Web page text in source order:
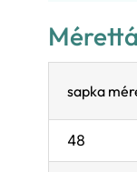
sapka
48